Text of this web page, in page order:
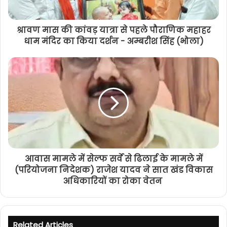
श्रावण मास की कांवड़ यात्रा से पहले पौराणिक महाहर
धाम मंदिर का किया दर्शन - अम्बरीश सिंह (भोला)
आवास मामले में सेल्फ सर्वे से ढिलाई के मामले में
(परियोजना निदेशक) राजेश यादव ने सात खंड विकास
अधिकारियों का रोका वेतन
Related Articles